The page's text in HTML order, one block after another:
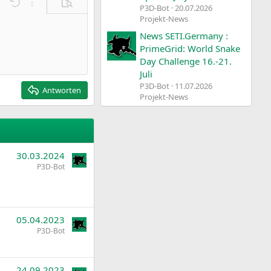
Rückgängig
Weitere Einstellungen…
Vorschau
Antworten
30.03.2024
P3D-Bot
05.04.2023
P3D-Bot
P3D-Bot 20.07.2026
Projekt-News
News SETI.Germany :
PrimeGrid: World Snake
Day Challenge 16.-21.
Juli
P3D-Bot 11.07.2026
Projekt-News